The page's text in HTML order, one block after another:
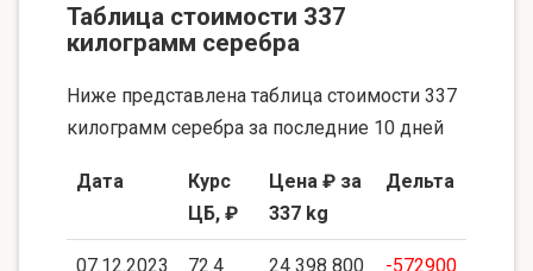
Таблица стоимости 337
килограмм серебра
Ниже представлена таблица стоимости 337
килограмм серебра за последние 10 дней
Дата
Курс
ЦБ, ₽
Цена ₽ за
337 kg
Дельта
07.12.2023 72.4 24 398 800 -572900